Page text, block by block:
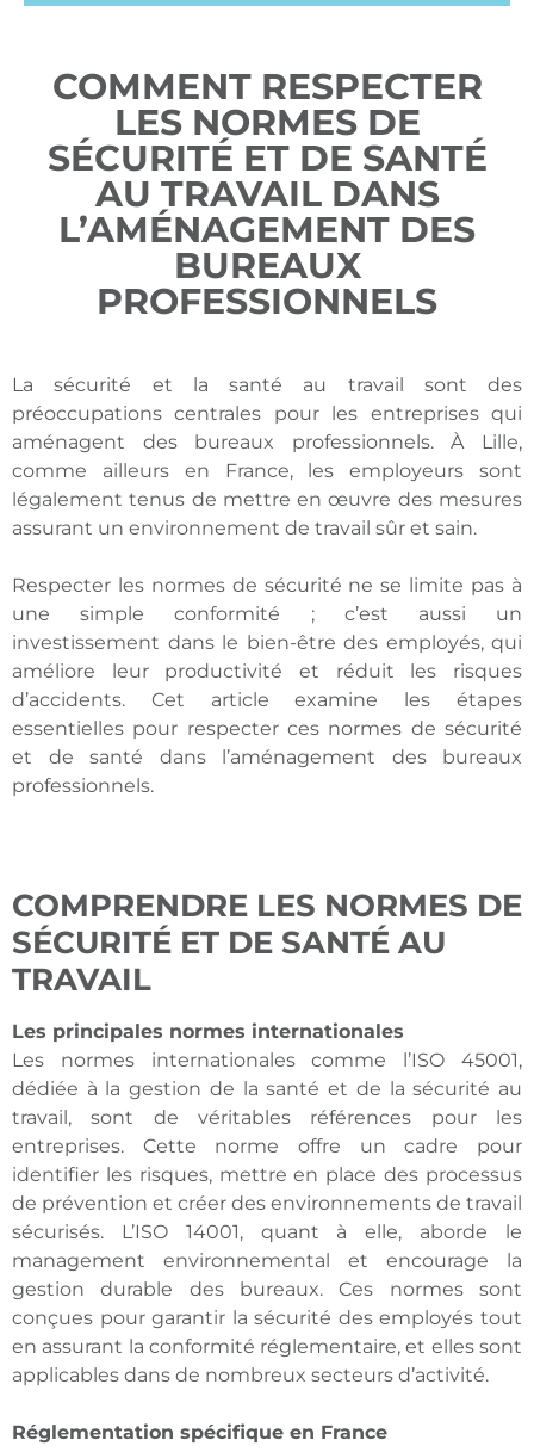
COMMENT RESPECTER
LES NORMES DE
SÉCURITÉ ET DE SANTÉ
AU TRAVAIL DANS
L’AMÉNAGEMENT DES
BUREAUX
PROFESSIONNELS
La sécurité et la santé au travail sont des
préoccupations centrales pour les entreprises qui
aménagent des bureaux professionnels. À Lille,
comme ailleurs en France, les employeurs sont
légalement tenus de mettre en œuvre des mesures
assurant un environnement de travail sûr et sain.
Respecter les normes de sécurité ne se limite pas à
une simple conformité ; c’est aussi un
investissement dans le bien-être des employés, qui
améliore leur productivité et réduit les risques
d’accidents. Cet article examine les étapes
essentielles pour respecter ces normes de sécurité
et de santé dans l’aménagement des bureaux
professionnels.
COMPRENDRE LES NORMES DE
SÉCURITÉ ET DE SANTÉ AU
TRAVAIL
Les principales normes internationales
Les normes internationales comme l’ISO 45001,
dédiée à la gestion de la santé et de la sécurité au
travail, sont de véritables références pour les
entreprises. Cette norme offre un cadre pour
identifier les risques, mettre en place des processus
de prévention et créer des environnements de travail
sécurisés. L’ISO 14001, quant à elle, aborde le
management environnemental et encourage la
gestion durable des bureaux. Ces normes sont
conçues pour garantir la sécurité des employés tout
en assurant la conformité réglementaire, et elles sont
applicables dans de nombreux secteurs d’activité.
Réglementation spécifique en France